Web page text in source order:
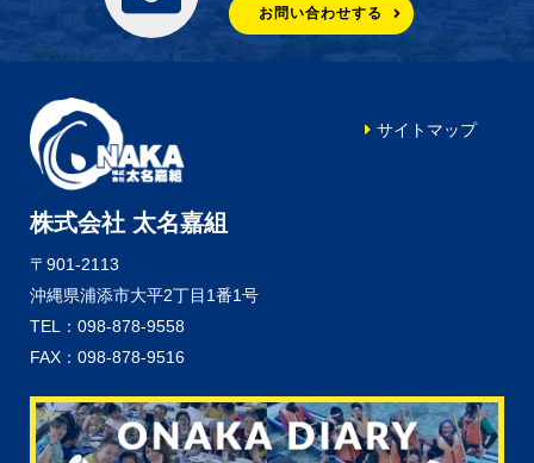
お問い合わせする
株式会社 太名嘉組
〒901-2113
沖縄県浦添市大平2丁目1番1号
TEL：098-878-9558
FAX：098-878-9516
サイトマップ